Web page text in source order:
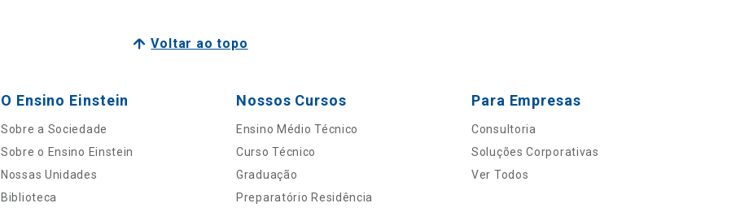
Voltar ao topo
O Ensino Einstein
Sobre a Sociedade
Sobre o Ensino Einstein
Nossas Unidades
Biblioteca
Nossos Cursos
Ensino Médio Técnico
Curso Técnico
Graduação
Preparatório Residência
Para Empresas
Consultoria
Soluções Corporativas
Ver Todos